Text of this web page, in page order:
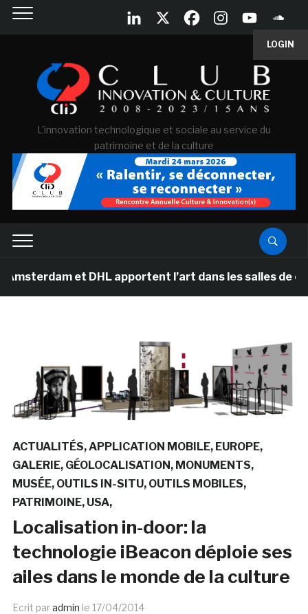
LOGIN
L'innovation technologique et sociale au service du
patrimoine et de la culture
et DHL apportent l’art dans les salles de classe
ACTUALITÉS APPLICATION MOBILE EUROPE
GALERIE GÉOLOCALISATION MONUMENTS
MUSÉE OUTILS IN-SITU OUTILS MOBILES
PATRIMOINE USA
Localisation in-door: la
technologie iBeacon déploie ses
ailes dans le monde de la culture
Ecrit paradmin le 17/04/2014